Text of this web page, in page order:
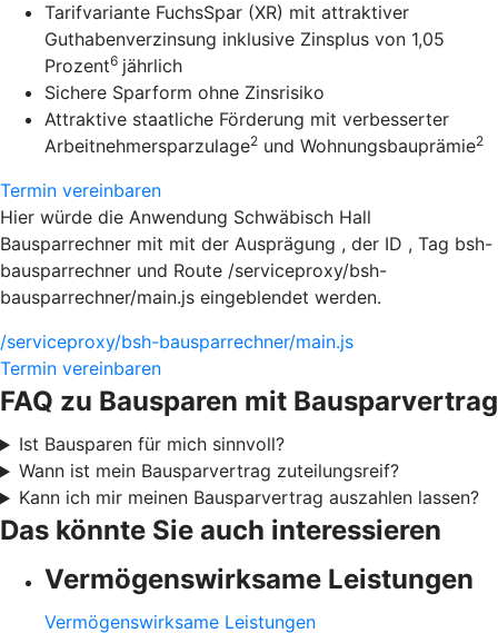
Tarifvariante FuchsSpar (XR) mit attraktiver
Guthabenverzinsung inklusive Zinsplus von 1,05
Prozent6 jährlich
Sichere Sparform ohne Zinsrisiko
Attraktive staatliche Förderung mit verbesserter
Arbeitnehmersparzulage2 und Wohnungsbauprämie2
Termin vereinbaren
Hier würde die Anwendung Schwäbisch Hall
Bausparrechner mit mit der Ausprägung , der ID , Tag bsh-
bausparrechner und Route /serviceproxy/bsh-
bausparrechner/main.js eingeblendet werden.
/serviceproxy/bsh-bausparrechner/main.js
Termin vereinbaren
FAQ zu Bausparen mit Bausparvertrag
Ist Bausparen für mich sinnvoll?
Wann ist mein Bausparvertrag zuteilungsreif?
Kann ich mir meinen Bausparvertrag auszahlen lassen?
Das könnte Sie auch interessieren
Vermögenswirksame Leistungen
Vermögenswirksame Leistungen